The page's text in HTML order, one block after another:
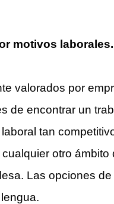
motivos
valorados por
de encontrar un
tan
otro
Las opciones